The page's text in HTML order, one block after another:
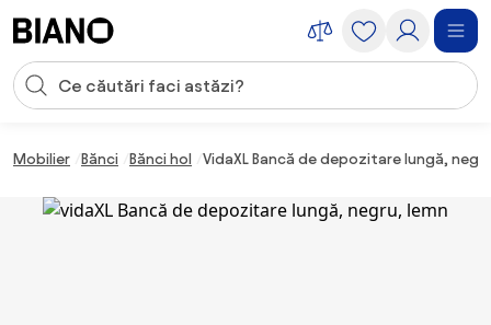
Introducerea căutării
Mobilier Bănci Bănci hol VidaXL Bancă de depozitare lungă,